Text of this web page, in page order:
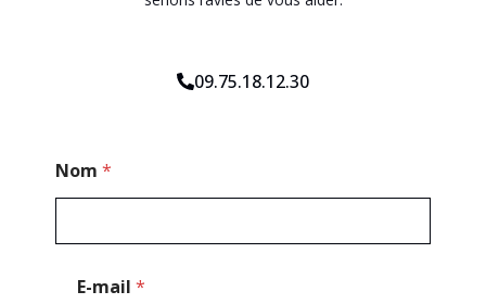
09.75.18.12.30
Nom *
E-mail *